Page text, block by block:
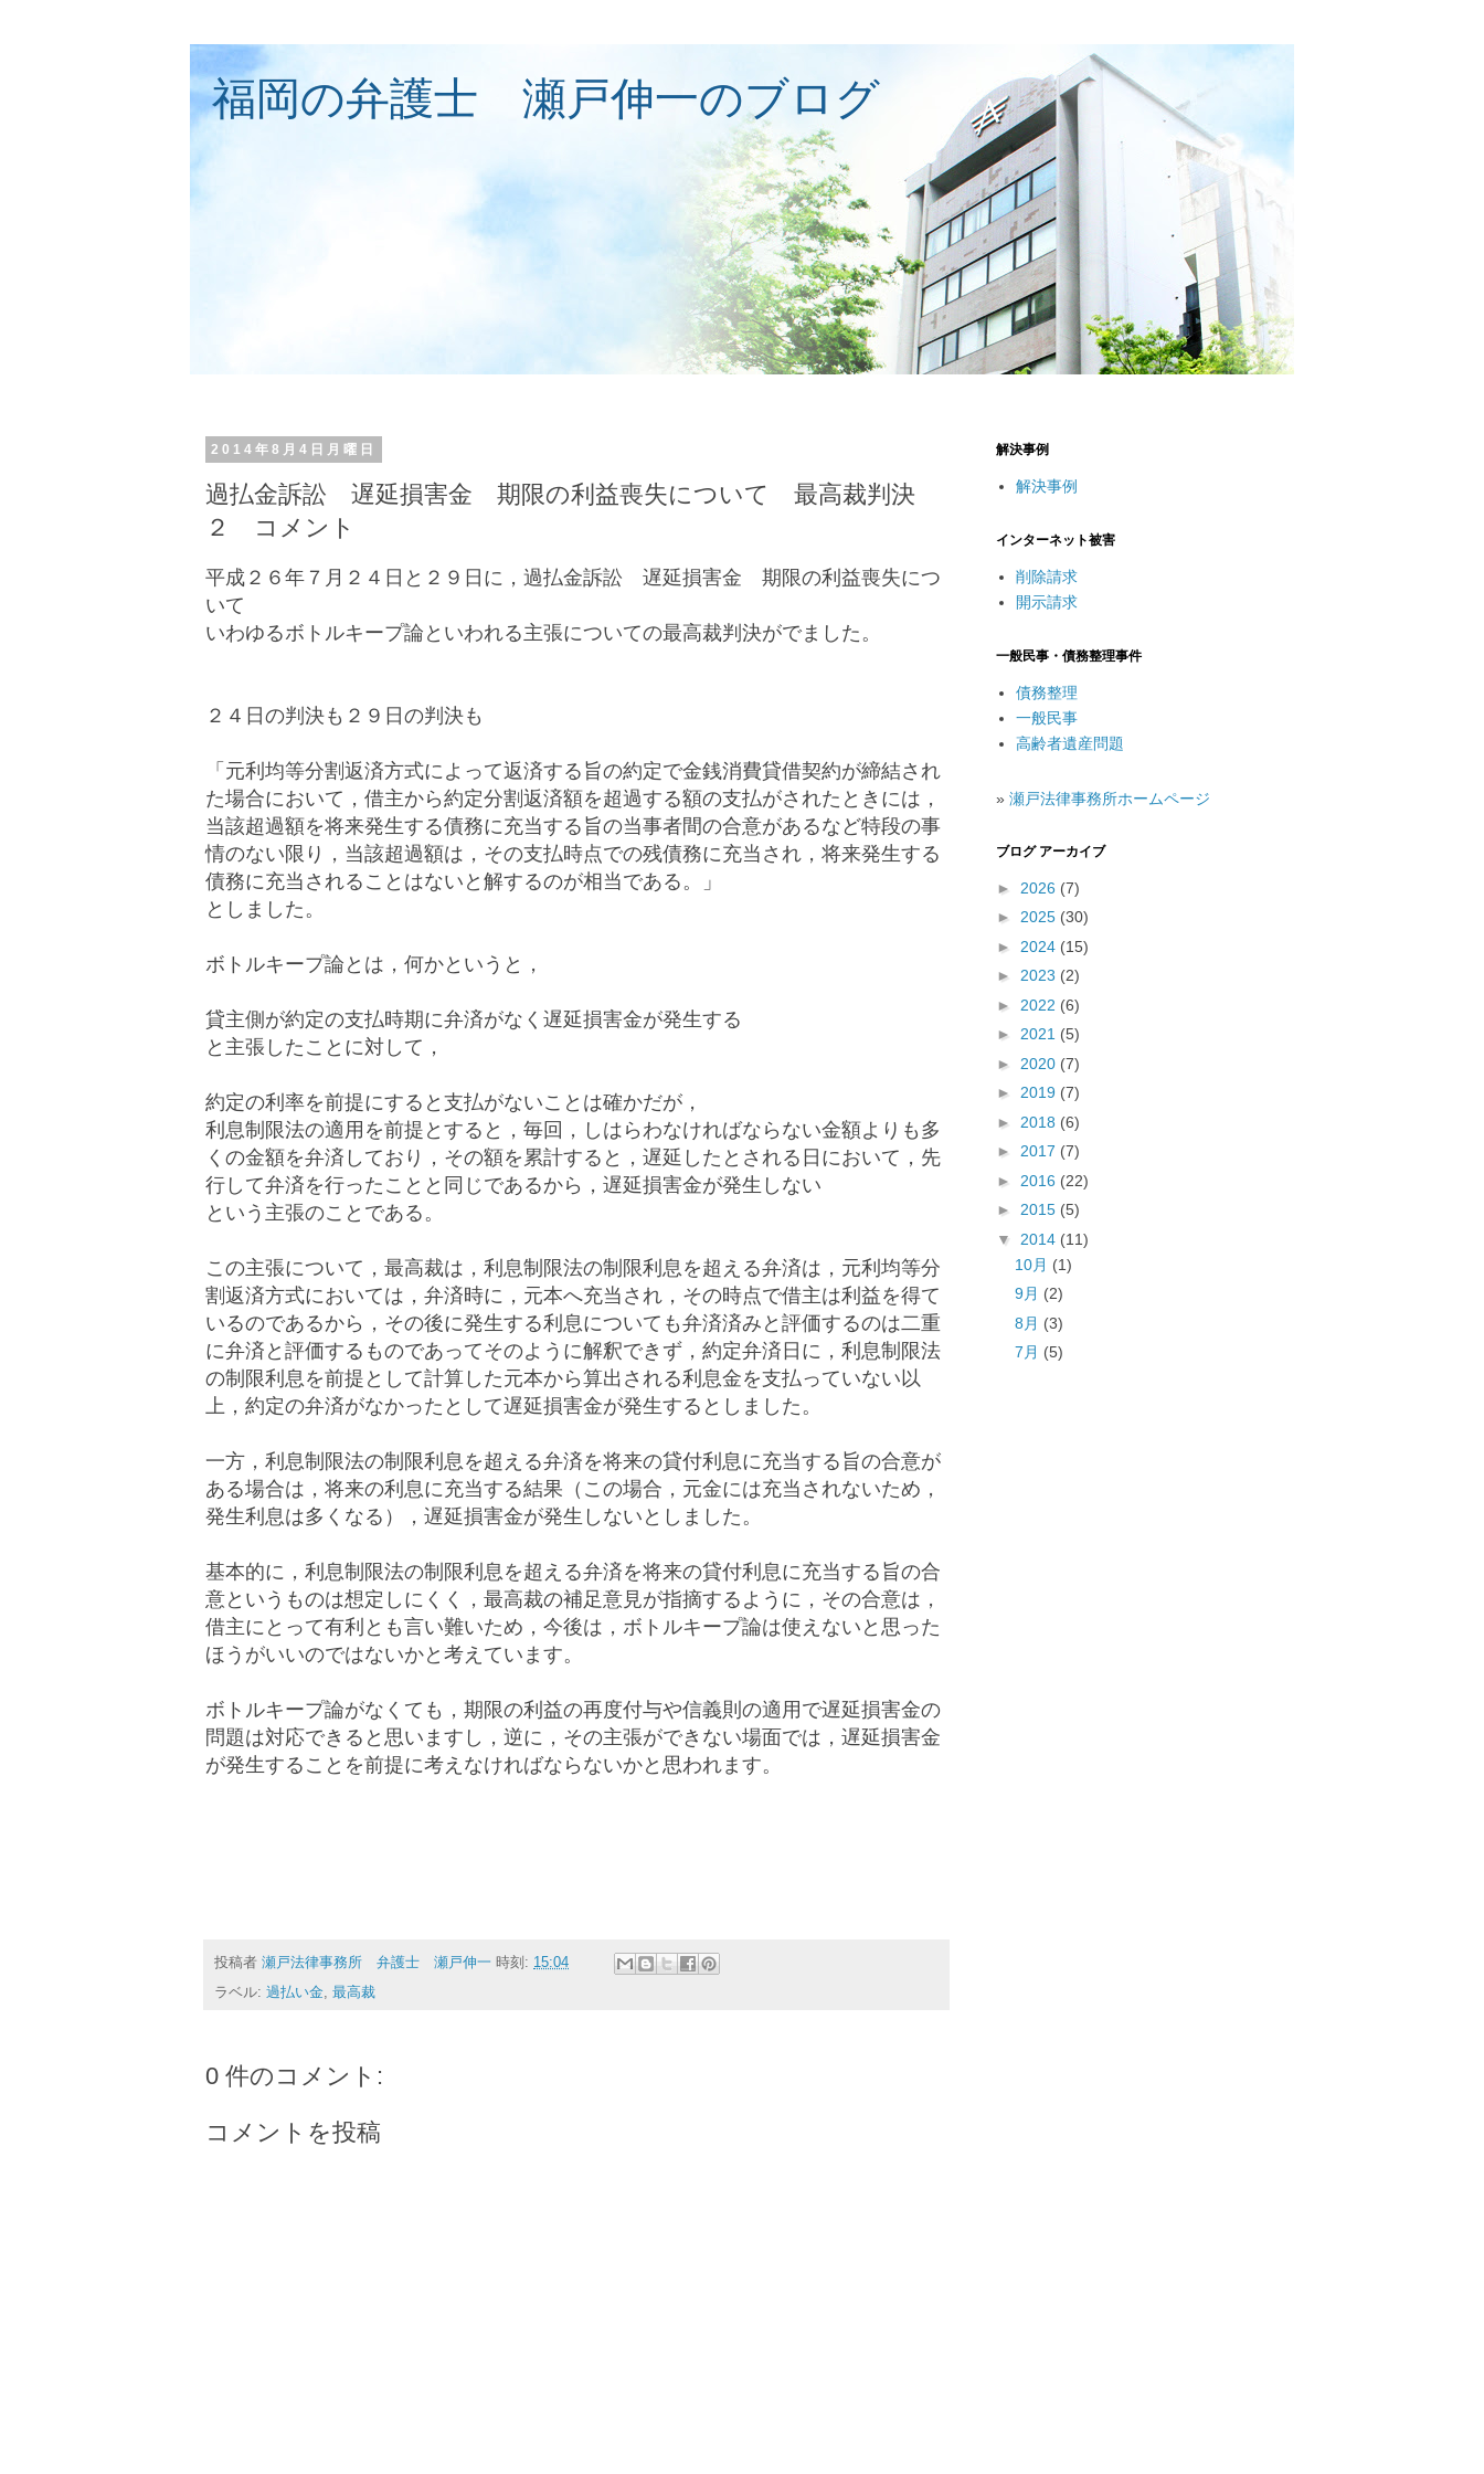
福岡の弁護士 瀬戸伸一のブログ
2014年8月4日月曜日
過払金訴訟 遅延損害金 期限の利益喪失について 最高裁判決
２ コメント
平成２６年７月２４日と２９日に，過払金訴訟 遅延損害金 期限の利益喪失につ
いて
いわゆるボトルキープ論といわれる主張についての最高裁判決がでました。
２４日の判決も２９日の判決も
「元利均等分割返済方式によって返済する旨の約定で金銭消費貸借契約が締結され
た場合において，借主から約定分割返済額を超過する額の支払がされたときには，
当該超過額を将来発生する債務に充当する旨の当事者間の合意があるなど特段の事
情のない限り，当該超過額は，その支払時点での残債務に充当され，将来発生する
債務に充当されることはないと解するのが相当である。」
としました。
ボトルキープ論とは，何かというと，
貸主側が約定の支払時期に弁済がなく遅延損害金が発生する
と主張したことに対して，
約定の利率を前提にすると支払がないことは確かだが，
利息制限法の適用を前提とすると，毎回，しはらわなければならない金額よりも多
くの金額を弁済しており，その額を累計すると，遅延したとされる日において，先
行して弁済を行ったことと同じであるから，遅延損害金が発生しない
という主張のことである。
この主張について，最高裁は，利息制限法の制限利息を超える弁済は， 元利均等分
割返済方式においては，弁済時に，元本へ充当され，その時点で借主は利益を得て
いるのであるから，その後に発生する利息についても弁済済みと評価するのは二重
に弁済と評価するものであってそのように解釈できず，約定弁済日に，利息制限法
の制限利息を前提として計算した元本から算出される利息金を支払っていない以
上，約定の弁済がなかったとして遅延損害金が発生するとしました。
一方， 利息制限法の制限利息を超える弁済を将来の貸付利息に充当する旨の合意が
ある場合は，将来の利息に充当する結果（この場合，元金には充当されないため，
発生利息は多くなる），遅延損害金が発生しないとしました。
基本的に， 利息制限法の制限利息を超える弁済を将来の貸付利息に充当する旨の合
意というものは想定しにくく，最高裁の補足意見が指摘するように，その合意は，
借主にとって有利とも言い難いため，今後は，ボトルキープ論は使えないと思った
ほうがいいのではないかと考えています。
ボトルキープ論がなくても，期限の利益の再度付与や信義則の適用で遅延損害金の
問題は対応できると思いますし，逆に，その主張ができない場面では，遅延損害金
が発生することを前提に考えなければならないかと思われます。
投稿者 瀬戸法律事務所 弁護士 瀬戸伸一 時刻: 15:04
ラベル: 過払い金 最高裁
0 件のコメント:
コメントを投稿
解決事例
解決事例
インターネット被害
削除請求
開示請求
一般民事・債務整理事件
債務整理
一般民事
高齢者遺産問題
» 瀬戸法律事務所ホームページ
ブログ アーカイブ
► 2026 (7)
► 2025 (30)
► 2024 (15)
► 2023 (2)
► 2022 (6)
► 2021 (5)
► 2020 (7)
► 2019 (7)
► 2018 (6)
► 2017 (7)
► 2016 (22)
► 2015 (5)
▼ 2014 (11)
10月 (1)
9月 (2)
8月 (3)
7月 (5)